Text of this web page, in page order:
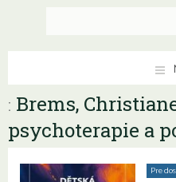
: Brems,
psychoterapie a
Pre